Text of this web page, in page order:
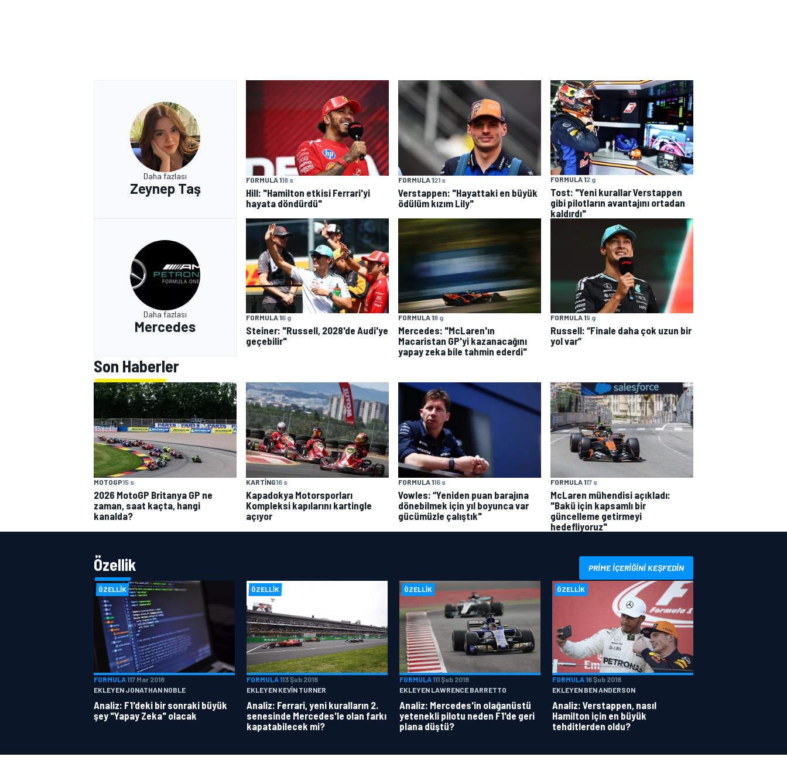
Daha fazlası
Zeynep Taş
FORMULA 118 s
Hill: "Hamilton etkisi Ferrari'yi
hayata döndürdü"
FORMULA 121 s
Verstappen: "Hayattaki en büyük
ödülüm kızım Lily"
FORMULA 12 g
Tost: "Yeni kurallar Verstappen
gibi pilotların avantajını ortadan
kaldırdı"
Daha fazlası
Mercedes
FORMULA 16 g
Steiner: "Russell, 2028'de Audi'ye
geçebilir"
FORMULA 18 g
Mercedes: "McLaren'ın
Macaristan GP'yi kazanacağını
yapay zeka bile tahmin ederdi"
FORMULA 19 g
Russell: “Finale daha çok uzun bir
yol var”
Son Haberler
MOTOGP15 s
2026 MotoGP Britanya GP ne
zaman, saat kaçta, hangi
kanalda?
KARTING16 s
Kapadokya Motorsporları
Kompleksi kapılarını kartingle
açıyor
FORMULA 116 s
Vowles: “Yeniden puan barajına
dönebilmek için yıl boyunca var
gücümüzle çalıştık"
FORMULA 117 s
McLaren mühendisi açıkladı:
"Bakü için kapsamlı bir
güncelleme getirmeyi
hedefliyoruz"
Özellik PRIME IÇERIĞINI KEŞFEDIN
ÖZELLIK
FORMULA 117 Mar 2018
EKLEYEN JONATHAN NOBLE
Analiz: F1'deki bir sonraki büyük
şey "Yapay Zeka" olacak
ÖZELLIK
FORMULA 113 Şub 2018
EKLEYEN KEVIN TURNER
Analiz: Ferrari, yeni kuralların 2.
senesinde Mercedes'le olan farkı
kapatabilecek mi?
ÖZELLIK
FORMULA 111 Şub 2018
EKLEYEN LAWRENCE BARRETTO
Analiz: Mercedes'in olağanüstü
yetenekli pilotu neden F1'de geri
plana düştü?
ÖZELLIK
FORMULA 16 Şub 2018
EKLEYEN BEN ANDERSON
Analiz: Verstappen, nasıl
Hamilton için en büyük
tehditlerden oldu?